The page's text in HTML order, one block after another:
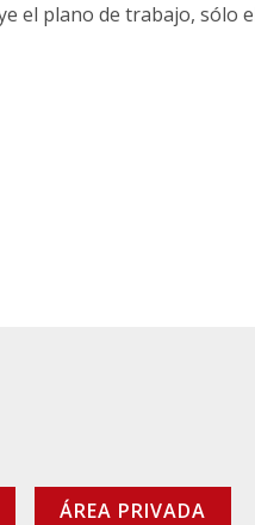
el plano de trabajo, sólo
ÁREA PRIVADA